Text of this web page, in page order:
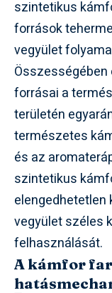
szintetikus
források
vegyület
Összességében
forrásai a
területén
természetes
és az
szintetikus
elengedhetetlen
vegyület széles
felhasználását.
A kámfor